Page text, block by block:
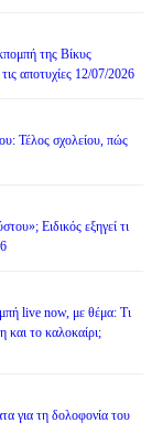
της Βίκυς
αποτυχίες 12/07/2026
Τέλος σχολείου, πώς
Ειδικός εξηγεί τι
live now, με θέμα: Τι
και το καλοκαίρι;
τη δολοφονία του